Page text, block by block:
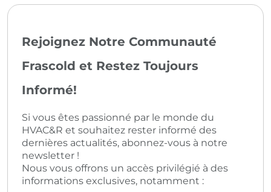
Rejoignez Notre Communauté
Frascold et Restez Toujours
Informé!
Si vous êtes passionné par le monde du
HVAC&R et souhaitez rester informé des
dernières actualités, abonnez-vous à notre
newsletter !
Nous vous offrons un accès privilégié à des
informations exclusives, notamment :